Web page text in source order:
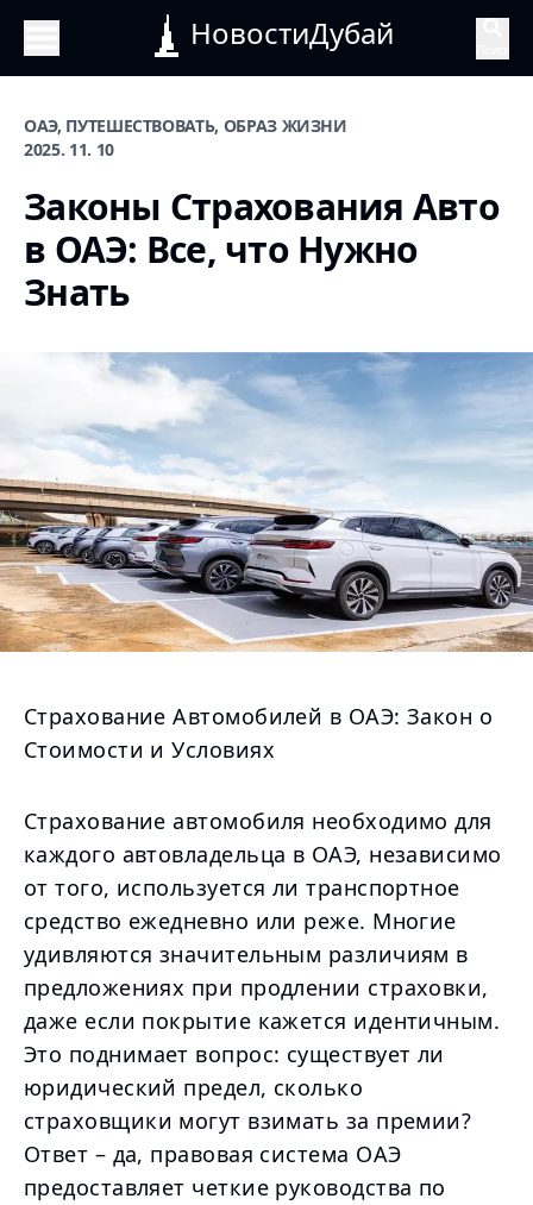
НовостиДубай
ОАЭ, ПУТЕШЕСТВОВАТЬ, ОБРАЗ ЖИЗНИ
2025. 11. 10
Законы Страхования Авто
в ОАЭ: Все, что Нужно
Знать
Страхование Автомобилей в ОАЭ: Закон о
Стоимости и Условиях
Страхование автомобиля необходимо для
каждого автовладельца в ОАЭ, независимо
от того, используется ли транспортное
средство ежедневно или реже. Многие
удивляются значительным различиям в
предложениях при продлении страховки,
даже если покрытие кажется идентичным.
Это поднимает вопрос: существует ли
юридический предел, сколько
страховщики могут взимать за премии?
Ответ – да, правовая система ОАЭ
предоставляет четкие руководства по